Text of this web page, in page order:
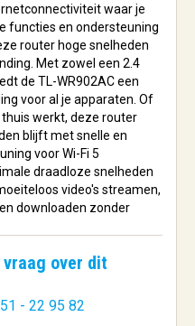
waar je
functies en ondersteuning
router hoge snelheden
Met zowel een 2.4
de TL-WR902AC een
voor al je apparaten. Of
werkt, deze router
blijft met snelle en
voor Wi-Fi 5
draadloze snelheden
video's streamen,
downloaden zonder
over dit
- 22 95 82